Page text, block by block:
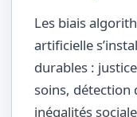
Les biais
artificielle
durables :
soins, détection
inégalités